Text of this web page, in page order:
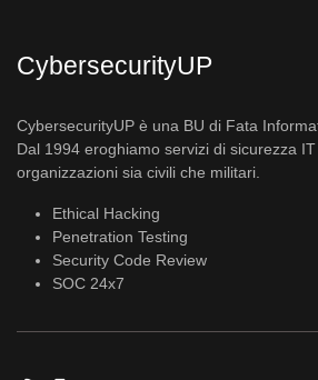
CybersecurityUP
CybersecurityUP è una BU di Fata
Dal 1994 eroghiamo servizi di sicurezza
organizzazioni sia civili che militari.
Ethical Hacking
Penetration Testing
Security Code Review
SOC 24x7